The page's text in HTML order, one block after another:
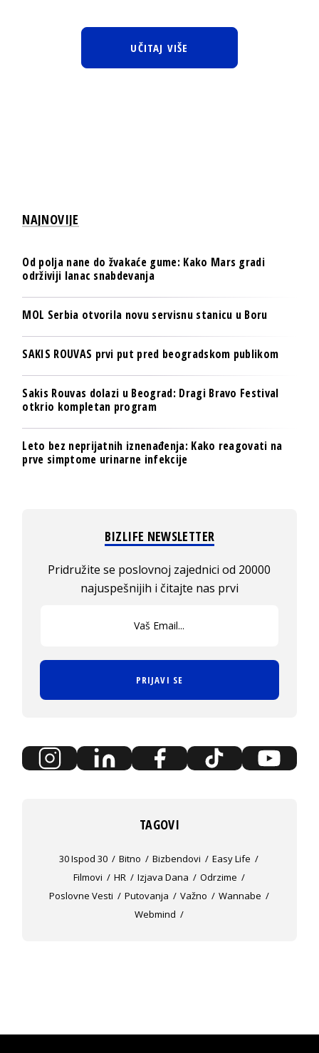
UČITAJ VIŠE
NAJNOVIJE
Od polja nane do žvakaće gume: Kako Mars gradi
održiviji lanac snabdevanja
MOL Serbia otvorila novu servisnu stanicu u Boru
SAKIS ROUVAS prvi put pred beogradskom publikom
Sakis Rouvas dolazi u Beograd: Dragi Bravo Festival
otkrio kompletan program
Leto bez neprijatnih iznenađenja: Kako reagovati na
prve simptome urinarne infekcije
BIZLIFE NEWSLETTER
Pridružite se poslovnoj zajednici od 20000
najuspešnijih i čitajte nas prvi
PRIJAVI SE
TAGOVI
30 Ispod 30 Bitno Bizbendovi
Easy Life
Filmovi
HR Izjava Dana
Odrzime
Poslovne Vesti
Putovanja Važno
Wannabe
Webmind